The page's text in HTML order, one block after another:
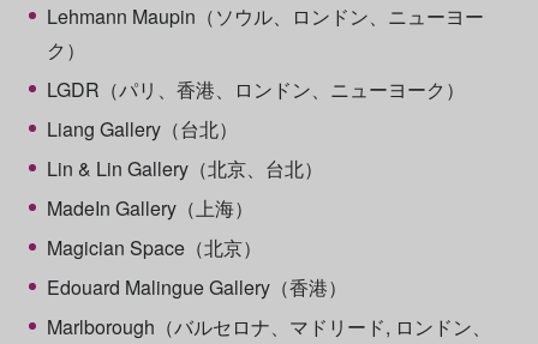
Lehmann Maupin（ソウル、ロンドン、ニューヨー
ク）
LGDR（パリ、香港、ロンドン、ニューヨーク）
Liang Gallery（台北）
Lin & Lin Gallery（北京、台北）
MadeIn Gallery（上海）
Magician Space（北京）
Edouard Malingue Gallery（香港）
Marlborough（バルセロナ、マドリード, ロンドン、